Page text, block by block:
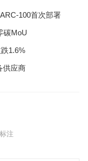
100首次部署
碳MoU
1.6%
供应商
注